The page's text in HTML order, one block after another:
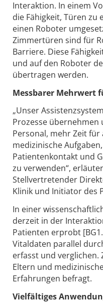
Interaktion. In einem
die Fähigkeit, Türen
einen Roboter
Zimmertüren sind für
Barriere. Diese
und auf den Roboter
übertragen werden.
Messbarer Mehrwert
„Unser
Prozesse
Personal, mehr Zeit
medizinische
Patientenkontakt und
zu verwenden“,
Stellvertretender
Klinik und Initiator des
In einer
derzeit in der
Patienten erprobt
Vitaldaten parallel
erfasst und verglichen.
Eltern und
Erfahrungen befragt.
Vielfältiges